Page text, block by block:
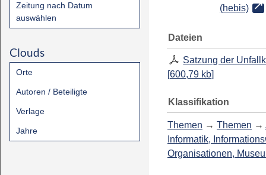
Zeitung nach Datum
auswählen
Clouds
Orte
Autoren / Beteiligte
Verlage
Jahre
(hebis)
Dateien
Satzung der
[600,79 kb]
Klassifikation
Themen → Themen →
Informatik,
Organisationen,